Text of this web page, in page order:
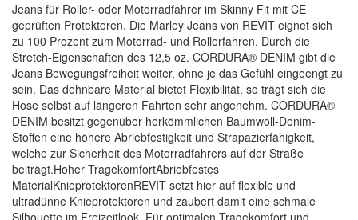
Jeans für Roller- oder Motorradfahrer im Skinny Fit mit CE
geprüften Protektoren. Die Marley Jeans von REVIT eignet sich
zu 100 Prozent zum Motorrad- und Rollerfahren. Durch die
Stretch-Eigenschaften des 12,5 oz. CORDURA® DENIM gibt die
Jeans Bewegungsfreiheit weiter, ohne je das Gefühl eingeengt zu
sein. Das dehnbare Material bietet Flexibilität, so trägt sich die
Hose selbst auf längeren Fahrten sehr angenehm. CORDURA®
DENIM besitzt gegenüber herkömmlichen Baumwoll-Denim-
Stoffen eine höhere Abriebfestigkeit und Strapazierfähigkeit,
welche zur Sicherheit des Motorradfahrers auf der Straße
beiträgt.Hoher TragekomfortAbriebfestes
MaterialKnieprotektorenREVIT setzt hier auf flexible und
ultradünne Knieprotektoren und zaubert damit eine schmale
Silhouette im Freizeitlook. Für optimalen Tragekomfort und